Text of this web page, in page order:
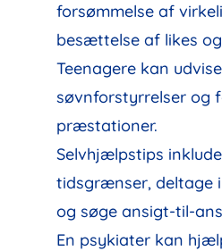
forsømmelse af
besættelse af likes
Teenagere kan
søvnforstyrrelser og
præstationer.
Selvhjælpstips
tidsgrænser, deltage
og søge ansigt-til-
En psykiater kan